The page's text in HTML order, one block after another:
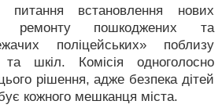
питання встановлення нових
ремонту пошкоджених та
поліцейських» поблизу
та шкіл. Комісія одноголосно
рішення, адже безпека дітей
кожного мешканця міста.